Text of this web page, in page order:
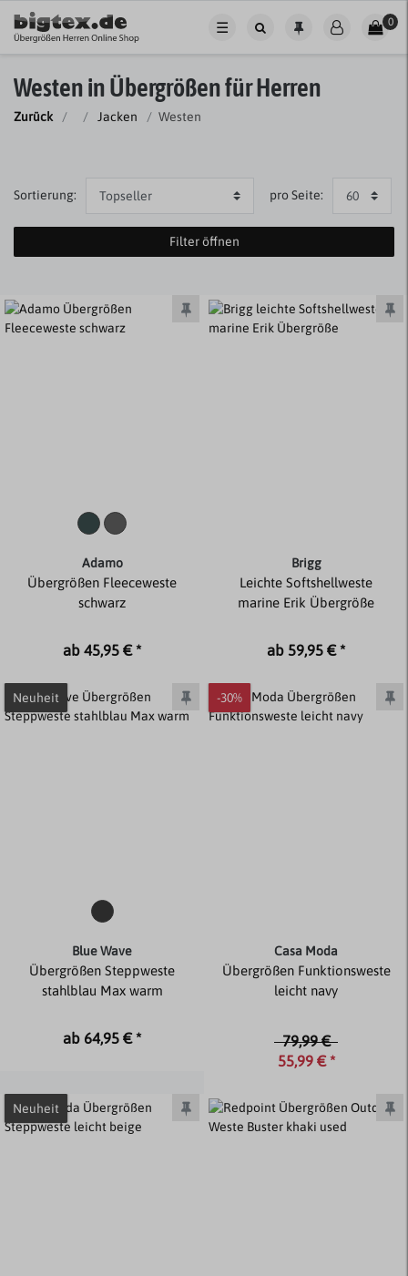
☰ 0
Westen in Übergrößen für Herren
Zurück Jacken Westen
Sortierung: pro Seite:
Filter öffnen
Adamo
Übergrößen Fleeceweste
schwarz
ab 45,95 € *
Brigg
Leichte Softshellweste
marine Erik Übergröße
ab 59,95 € *
Neuheit
Blue Wave
Übergrößen Steppweste
stahlblau Max warm
ab 64,95 € *
-30%
Casa Moda
Übergrößen Funktionsweste
leicht navy
79,99 €
55,99 € *
Neuheit